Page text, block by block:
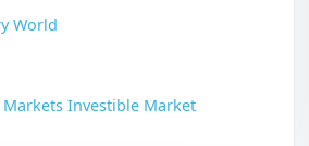
World
Markets Investible Market